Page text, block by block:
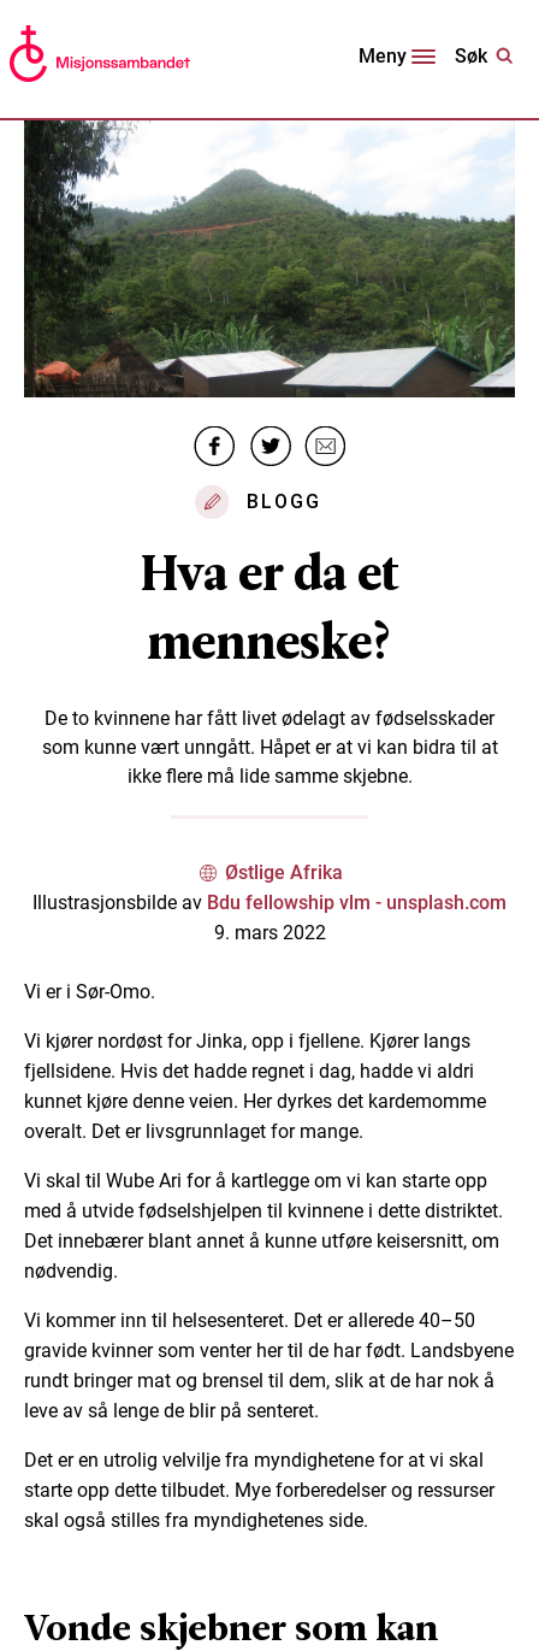
Meny Søk
BLOGG
Hva er da et
menneske?
De to kvinnene har fått livet ødelagt av fødselsskader
som kunne vært unngått. Håpet er at vi kan bidra til at
ikke flere må lide samme skjebne.
Østlige Afrika
Illustrasjonsbilde av Bdu fellowship vlm - unsplash.com
9. mars 2022
Vi er i Sør-Omo.
Vi kjører nordøst for Jinka, opp i fjellene. Kjører langs
fjellsidene. Hvis det hadde regnet i dag, hadde vi aldri
kunnet kjøre denne veien. Her dyrkes det kardemomme
overalt. Det er livsgrunnlaget for mange.
Vi skal til Wube Ari for å kartlegge om vi kan starte opp
med å utvide fødselshjelpen til kvinnene i dette distriktet.
Det innebærer blant annet å kunne utføre keisersnitt, om
nødvendig.
Vi kommer inn til helsesenteret. Det er allerede 40–50
gravide kvinner som venter her til de har født. Landsbyene
rundt bringer mat og brensel til dem, slik at de har nok å
leve av så lenge de blir på senteret.
Det er en utrolig velvilje fra myndighetene for at vi skal
starte opp dette tilbudet. Mye forberedelser og ressurser
skal også stilles fra myndighetenes side.
Vonde skjebner som kan